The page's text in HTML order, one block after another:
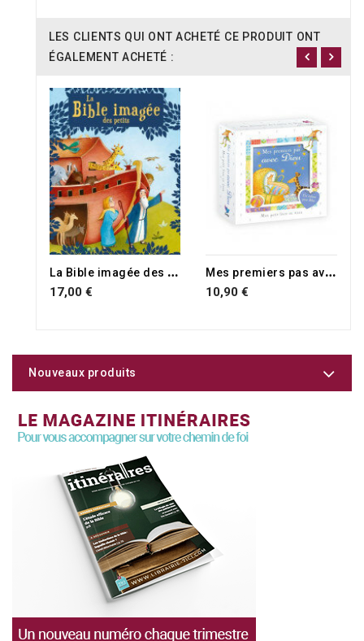
LES CLIENTS QUI ONT ACHETÉ CE PRODUIT ONT
ÉGALEMENT ACHETÉ :
L
a Bible imagée des petits
17,00 €
M
es premiers pas avec Dieu
10,90 €
Nouveaux produits